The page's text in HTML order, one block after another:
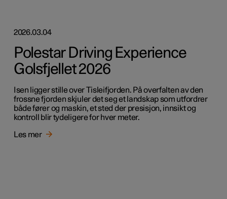
2026.03.04
Polestar Driving Experience
Golsfjellet 2026
Isen ligger stille over Tisleifjorden. På overfalten av den
frossne fjorden skjuler det seg et landskap som utfordrer
både fører og maskin, et sted der presisjon, innsikt og
kontroll blir tydeligere for hver meter.
Les mer